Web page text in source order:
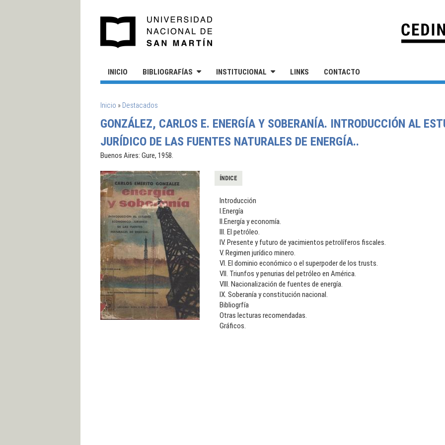
INICIO BIBLIOGRAFÍAS INSTITUCIONAL LINKS CONTACTO
SE ENCUENTRA USTED AQUÍ
Inicio » Destacados
GONZÁLEZ, CARLOS E. ENERGÍA Y SOBERANÍA. INTRODUCCIÓN AL
JURÍDICO DE LAS FUENTES NATURALES DE ENERGÍA..
Buenos Aires: Gure, 1958.
ÍNDICE
Introducción
I.Energía
II.Energía y economía.
III. El petróleo.
IV. Presente y futuro de yacimientos petrolíferos fiscales.
V. Regimen jurídico minero.
VI. El dominio económico o el superpoder de los trusts.
VII. Triunfos y penurias del petróleo en América.
VIII. Nacionalización de fuentes de energía.
IX. Soberanía y constitución nacional.
Bibliogrfía
Otras lecturas recomendadas.
Gráficos.